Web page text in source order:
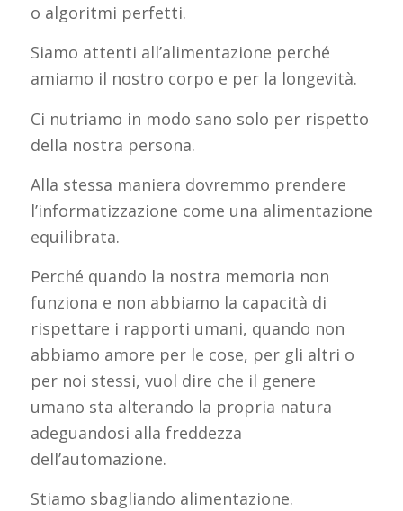
o algoritmi perfetti.
Siamo attenti all’alimentazione perché
amiamo il nostro corpo e per la longevità.
Ci nutriamo in modo sano solo per rispetto
della nostra persona.
Alla stessa maniera dovremmo prendere
l’informatizzazione come una alimentazione
equilibrata.
Perché quando la nostra memoria non
funziona e non abbiamo la capacità di
rispettare i rapporti umani, quando non
abbiamo amore per le cose, per gli altri o
per noi stessi, vuol dire che il genere
umano sta alterando la propria natura
adeguandosi alla freddezza
dell’automazione.
Stiamo sbagliando alimentazione.